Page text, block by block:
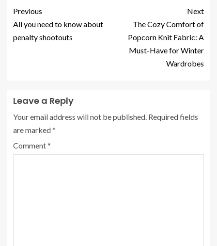
Previous
All you need to know about
penalty shootouts
Next
The Cozy Comfort of
Popcorn Knit Fabric: A
Must-Have for Winter
Wardrobes
Leave a Reply
Your email address will not be published. Required fields
are marked*
Comment*